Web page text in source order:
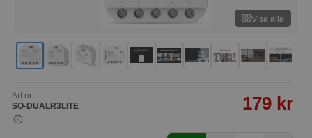
Visa alla
Art.nr:
SO-DUALR3LITE
179 kr